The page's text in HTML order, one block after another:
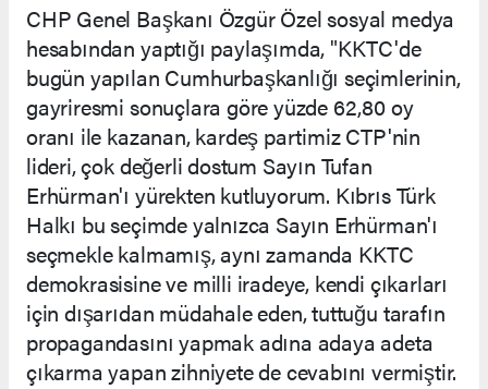
CHP Genel Başkanı Özgür Özel sosyal medya
hesabından yaptığı paylaşımda, "KKTC'de
bugün yapılan Cumhurbaşkanlığı seçimlerinin,
gayriresmi sonuçlara göre yüzde 62,80 oy
oranı ile kazanan, kardeş partimiz CTP'nin
lideri, çok değerli dostum Sayın Tufan
Erhürman'ı yürekten kutluyorum. Kıbrıs Türk
Halkı bu seçimde yalnızca Sayın Erhürman'ı
seçmekle kalmamış, aynı zamanda KKTC
demokrasisine ve milli iradeye, kendi çıkarları
için dışarıdan müdahale eden, tuttuğu tarafın
propagandasını yapmak adına adaya adeta
çıkarma yapan zihniyete de cevabını vermiştir.